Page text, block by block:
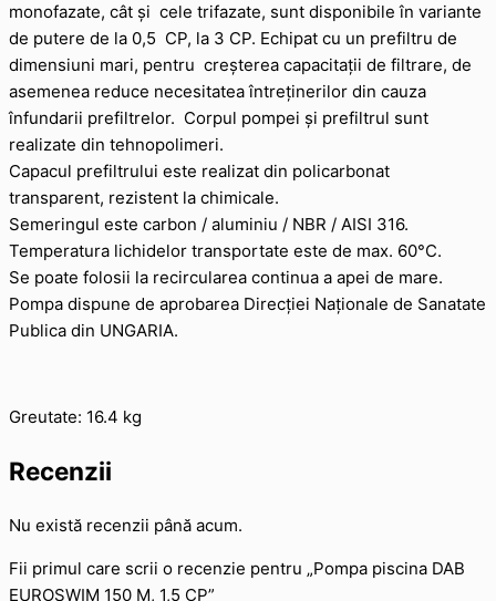
monofazate, cât și cele trifazate, sunt disponibile în variante
de putere de la 0,5 CP, la 3 CP. Echipat cu un prefiltru de
dimensiuni mari, pentru creșterea capacitații de filtrare, de
asemenea reduce necesitatea întreținerilor din cauza
înfundarii prefiltrelor. Corpul pompei și prefiltrul sunt
realizate din tehnopolimeri.
Capacul prefiltrului este realizat din policarbonat
transparent, rezistent la chimicale.
Semeringul este carbon / aluminiu / NBR / AISI 316.
Temperatura lichidelor transportate este de max. 60°C.
Se poate folosii la recircularea continua a apei de mare.
Pompa dispune de aprobarea Direcției Naționale de Sanatate
Publica din UNGARIA.
Greutate: 16.4 kg
Recenzii
Nu există recenzii până acum.
Fii primul care scrii o recenzie pentru „Pompa piscina DAB
EUROSWIM 150 M, 1,5 CP”